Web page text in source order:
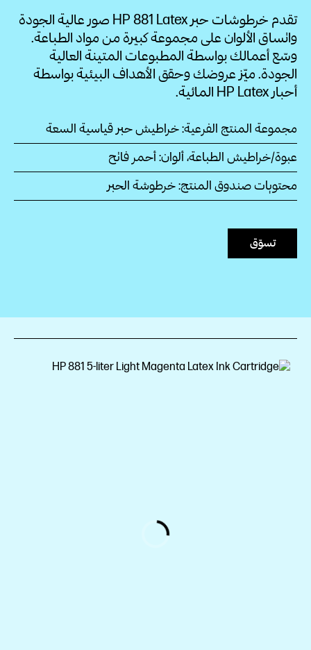
تقدم خرطوشات حبر HP 881 Latex‏ صور عالية الجودة
واتساق الألوان على مجموعة كبيرة من مواد الطباعة.
وسّع أعمالك بواسطة المطبوعات المتينة العالية
الجودة. ميّز عروضك وحقق الأهداف البيئية بواسطة
أحبار HP Latex‏ المائية.
مجموعة المنتج الفرعية: خراطيش حبر قياسية السعة
عبوة/خراطيش الطباعة، ألوان: أحمر فاتح
محتويات صندوق المنتج: خرطوشة الحبر
تسوّق